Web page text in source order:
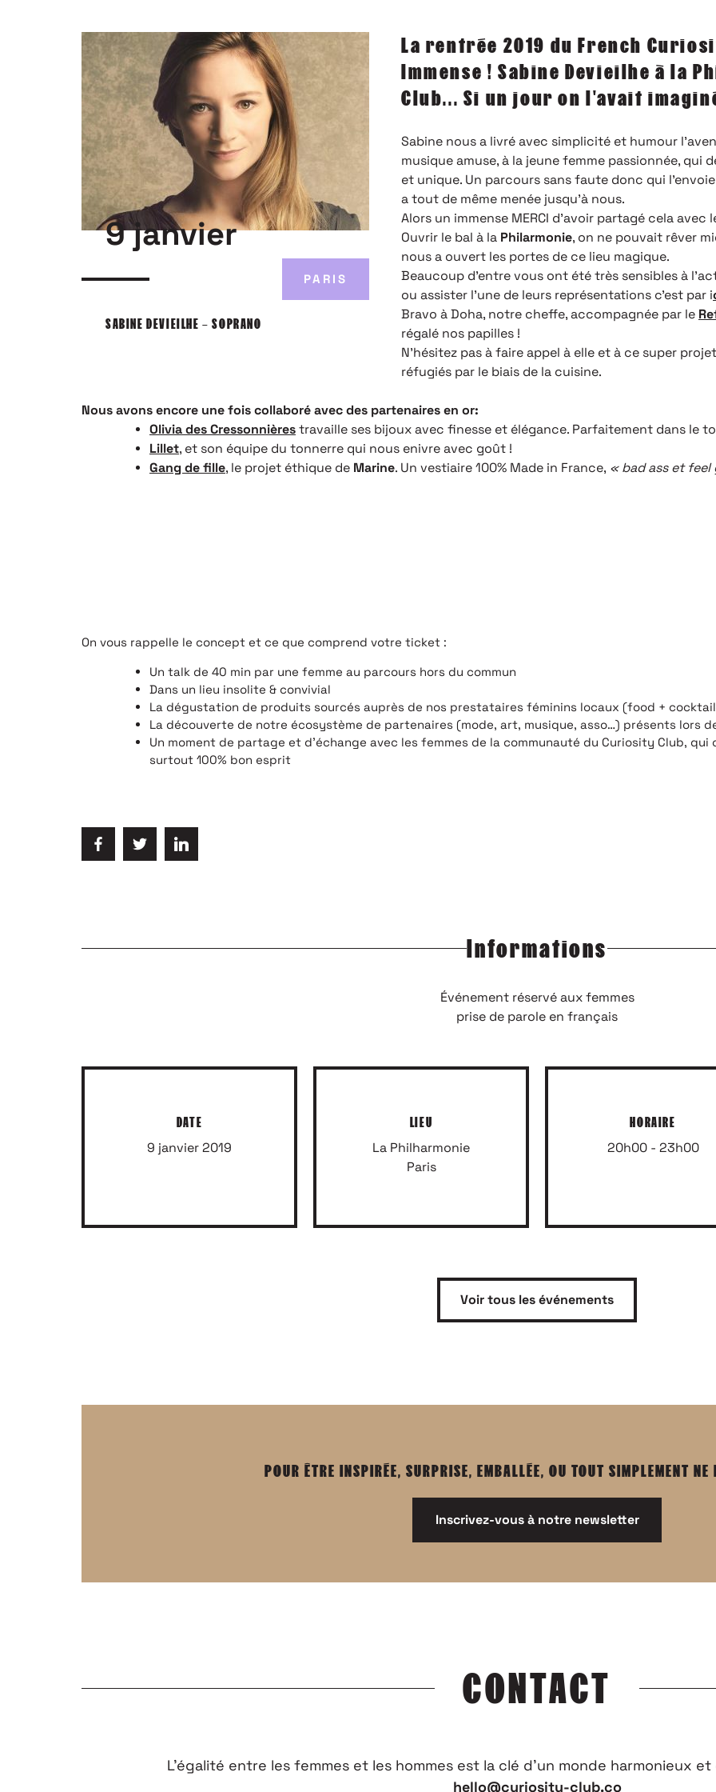
9 janvier
PARIS
SABINE DEVIEILHE – SOPRANO
La rentrée 2019 du French
Immense ! Sabine Devieilhe à la
Club... Si un jour on l'avait
Sabine nous a livré avec simplicité et humour
musique amuse, à la jeune femme passionnée,
et unique. Un parcours sans faute donc qui
a tout de même menée jusqu’à nous.
Alors un immense MERCI d’avoir partagé cela avec
Ouvrir le bal à la Philarmonie, on ne pouvait rêver
nous a ouvert les portes de ce lieu magique.
Beaucoup d’entre vous ont été très sensibles à
ou assister l’une de leurs représentations c’est par i
Bravo à Doha, notre cheffe, accompagnée par le
régalé nos papilles !
N’hésitez pas à faire appel à elle et à ce super
réfugiés par le biais de la cuisine.
Nous avons encore une fois collaboré avec des partenaires en or:
Olivia des Cressonnièrestravaille ses bijoux avec finesse et élégance. Parfaitement dans le
Lillet, et son équipe du tonnerre qui nous enivre avec goût !
Gang de fille, le projet éthique de Marine. Un vestiaire 100% Made in France, « bad ass et feel
On vous rappelle le concept et ce que comprend votre ticket :
Un talk de 40 min par une femme au parcours hors du commun
Dans un lieu insolite & convivial
La dégustation de produits sourcés auprès de nos prestataires féminins locaux (food +
La découverte de notre écosystème de partenaires (mode, art, musique, asso…) présents lors
Un moment de partage et d’échange avec les femmes de la communauté du Curiosity Club,
surtout 100% bon esprit
Informations
Événement réservé aux femmes
prise de parole en français
DATE
9 janvier 2019
LIEU
La Philharmonie
Paris
HORAIRE
20h00 - 23h00
Voir tous les événements
POUR ÊTRE INSPIRÉE, SURPRISE, EMBALLÉE, OU TOUT SIMPLEMENT NE
Inscrivez-vous à notre newsletter
CONTACT
L’égalité entre les femmes et les hommes est la clé d’un monde harmonieux
hello@curiosity-club.co